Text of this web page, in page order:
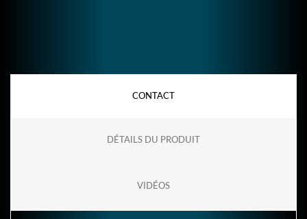
CONTACT
DÉTAILS DU PRODUIT
VIDÉOS